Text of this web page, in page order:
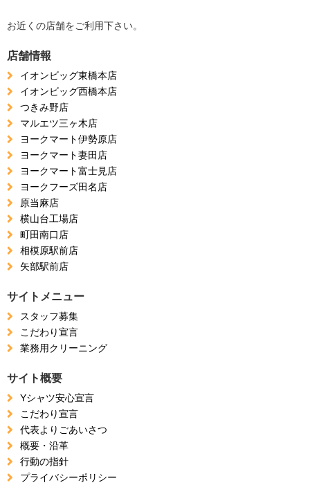
お近くの店舗をご利用下さい。
店舗情報
イオンビッグ東橋本店
イオンビッグ西橋本店
つきみ野店
マルエツ三ヶ木店
ヨークマート伊勢原店
ヨークマート妻田店
ヨークマート富士見店
ヨークフーズ田名店
原当麻店
横山台工場店
町田南口店
相模原駅前店
矢部駅前店
サイトメニュー
スタッフ募集
こだわり宣言
業務用クリーニング
サイト概要
Yシャツ安心宣言
こだわり宣言
代表よりごあいさつ
概要・沿革
行動の指針
プライバシーポリシー